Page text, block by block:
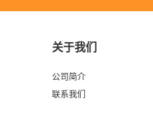
关于我们
公司简介
联系我们